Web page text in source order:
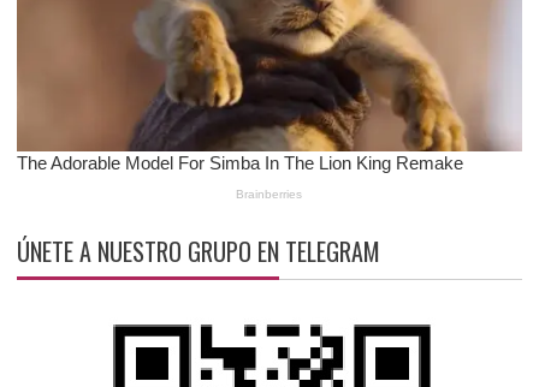
ÚNETE A NUESTRO GRUPO EN TELEGRAM